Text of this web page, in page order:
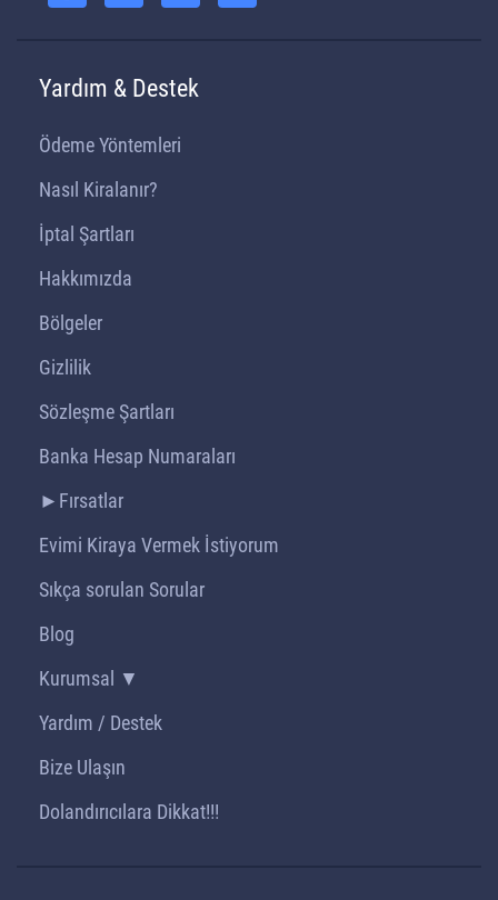
Yardım & Destek
Ödeme Yöntemleri
Nasıl Kiralanır?
İptal Şartları
Hakkımızda
Bölgeler
Gizlilik
Sözleşme Şartları
Banka Hesap Numaraları
►Fırsatlar
Evimi Kiraya Vermek İstiyorum
Sıkça sorulan Sorular
Blog
Kurumsal ▼
Yardım / Destek
Bize Ulaşın
Dolandırıcılara Dikkat!!!